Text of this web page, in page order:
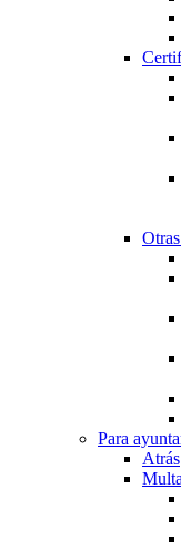
Para
Atrás